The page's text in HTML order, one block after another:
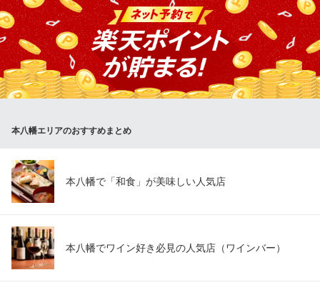
ウィスキーやカクテル
ＪＲ総武線本八幡駅 徒歩4分
千葉県市川市南八幡4-15-14 2F
居酒屋こいは、イタリアンシェフが加わり、新たなスタートを始
めました。 好評の和食「こい」メニューはそのままで、新メニュ
ーとして加わる美味しいイタリア料理もお楽しみ下さい！
居酒屋 こい
千葉県市川市南八幡3-7-1
本八幡エリアのおすすめまとめ
本八幡で「和食」が美味しい人気店
本八幡でワイン好き必見の人気店（ワインバー）